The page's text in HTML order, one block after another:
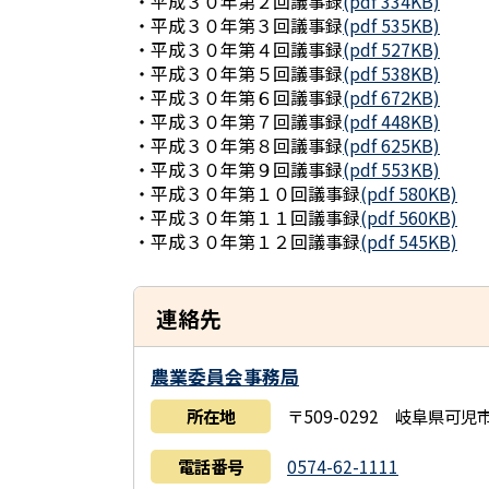
・平成３０年第３回議事録(pdf 535KB)
・平成３０年第４回議事録(pdf 527KB)
・平成３０年第５回議事録(pdf 538KB)
・平成３０年第６回議事録(pdf 672KB)
・平成３０年第７回議事録(pdf 448KB)
・平成３０年第８回議事録(pdf 625KB)
・平成３０年第９回議事録(pdf 553KB)
・平成３０年第１０回議事録(pdf 580KB)
・平成３０年第１１回議事録(pdf 560KB)
・平成３０年第１２回議事録(pdf 545KB)
連絡先
農業委員会事務局
所在地 〒509-0292 岐阜県可児
電話番号 0574-62-1111